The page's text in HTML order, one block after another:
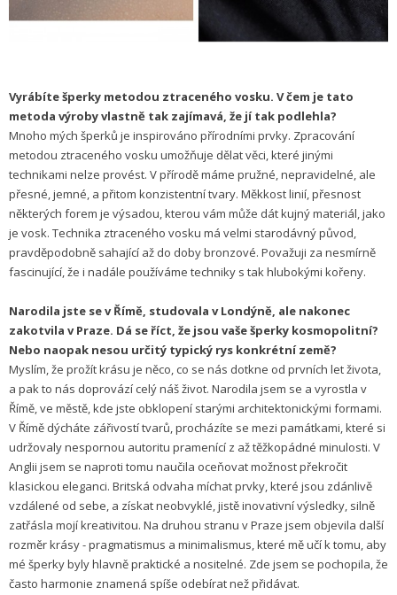
Vyrábíte šperky metodou ztraceného vosku. V čem je tato
metoda výroby vlastně tak zajímavá, že jí tak podlehla?
Mnoho mých šperků je inspirováno přírodními prvky. Zpracování
metodou ztraceného vosku umožňuje dělat věci, které jinými
technikami nelze provést. V přírodě máme pružné, nepravidelné, ale
přesné, jemné, a přitom konzistentní tvary. Měkkost linií, přesnost
některých forem je výsadou, kterou vám může dát kujný materiál, jako
je vosk. Technika ztraceného vosku má velmi starodávný původ,
pravděpodobně sahající až do doby bronzové. Považuji za nesmírně
fascinující, že i nadále používáme techniky s tak hlubokými kořeny.
Narodila jste se v Římě, studovala v Londýně, ale nakonec
zakotvila v Praze. Dá se říct, že jsou vaše šperky kosmopolitní?
Nebo naopak nesou určitý typický rys konkrétní země?
Myslím, že prožít krásu je něco, co se nás dotkne od prvních let života,
a pak to nás doprovází celý náš život. Narodila jsem se a vyrostla v
Římě, ve městě, kde jste obklopení starými architektonickými formami.
V Římě dýcháte zářivostí tvarů, procházíte se mezi památkami, které si
udržovaly nespornou autoritu pramenící z až těžkopádné minulosti. V
Anglii jsem se naproti tomu naučila oceňovat možnost překročit
klasickou eleganci. Britská odvaha míchat prvky, které jsou zdánlivě
vzdálené od sebe, a získat neobvyklé, jistě inovativní výsledky, silně
zatřásla mojí kreativitou. Na druhou stranu v Praze jsem objevila další
rozměr krásy - pragmatismus a minimalismus, které mě učí k tomu, aby
mé šperky byly hlavně praktické a nositelné. Zde jsem se pochopila, že
často harmonie znamená spíše odebírat než přidávat.